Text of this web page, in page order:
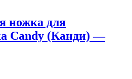
ножка для
Candy (Канди) —